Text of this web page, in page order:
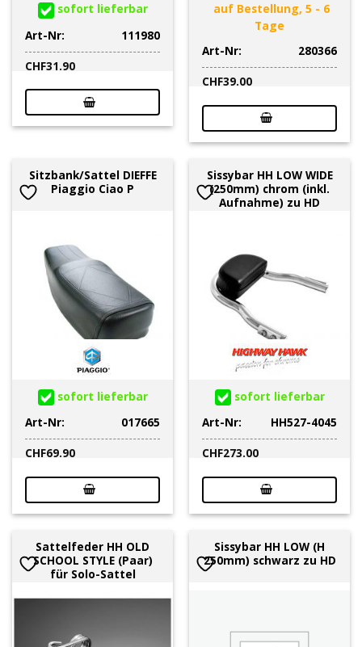
sofort lieferbar
Art-Nr:
111980
CHF31.90
auf Bestellung, 5 - 6
Tage
Art-Nr:
280366
CHF39.00
Sitzbank/Sattel DIEFFE
Piaggio Ciao P
sofort lieferbar
Art-Nr:
017665
CHF69.90
Sissybar HH LOW WIDE
(250mm) chrom (inkl.
Aufnahme) zu HD
sofort lieferbar
Art-Nr:
HH527-4045
CHF273.00
Sattelfeder HH OLD
SCHOOL STYLE (Paar)
für Solo-Sattel
Sissybar HH LOW (H
250mm) schwarz zu HD